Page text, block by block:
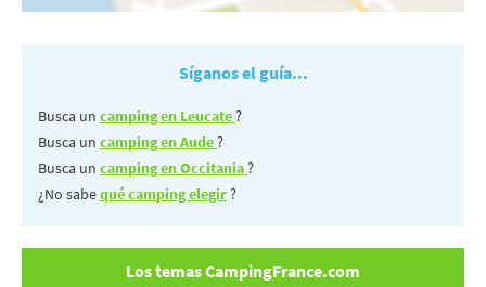
Síganos el guía...
Busca un camping en Leucate?
Busca un camping en Aude?
Busca un camping en Occitania?
¿No sabequé camping elegir?
Los temas CampingFrance.com